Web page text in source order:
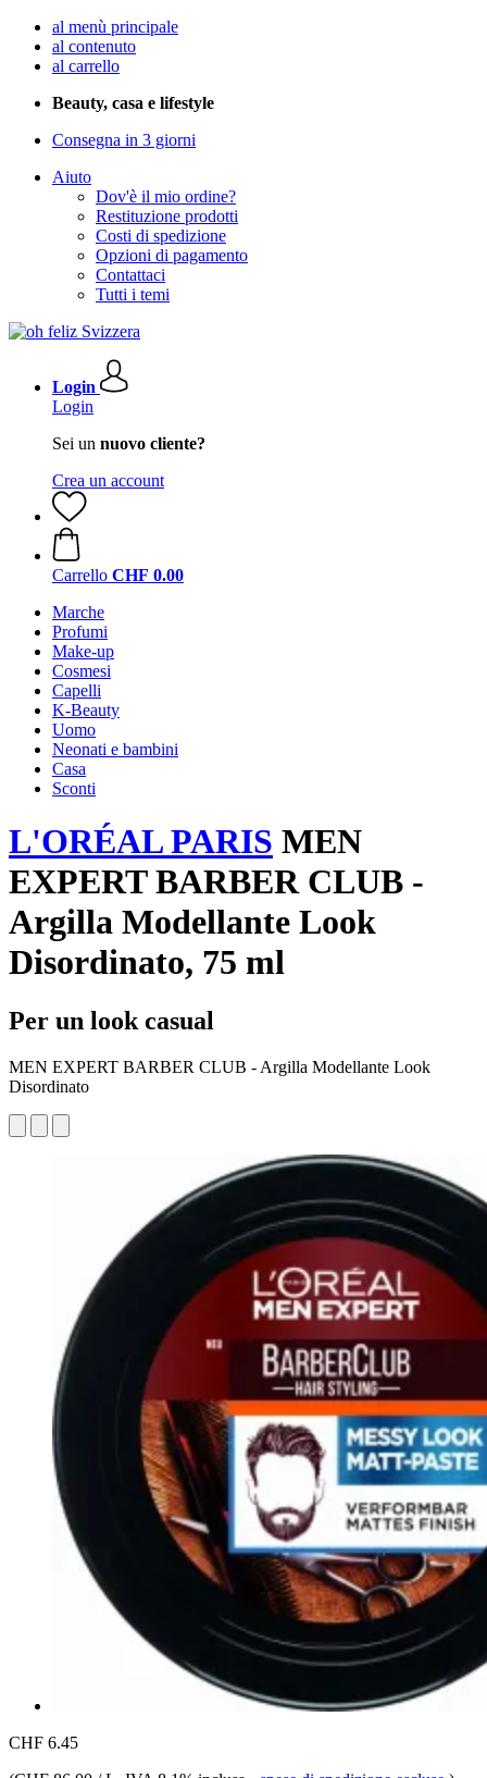
al menù principale
al contenuto
al carrello
Beauty, casa e lifestyle
Consegna in 3 giorni
Aiuto
Dov'è il mio ordine?
Restituzione prodotti
Costi di spedizione
Opzioni di pagamento
Contattaci
Tutti i temi
Login
Login
Sei un nuovo cliente?
Crea un account
Carrello CHF 0.00
Marche
Profumi
Make-up
Cosmesi
Capelli
K-Beauty
Uomo
Neonati e bambini
Casa
Sconti
L'ORÉAL PARIS MEN
EXPERT BARBER CLUB -
Argilla Modellante Look
Disordinato, 75 ml
Per un look casual
MEN EXPERT BARBER CLUB - Argilla Modellante Look
Disordinato
CHF 6.45